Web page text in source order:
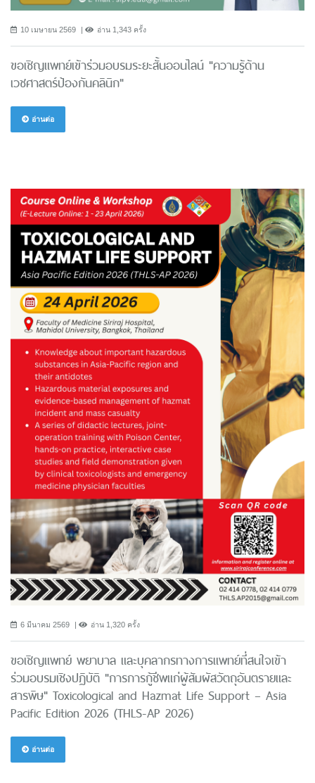
10 เมษายน 2569 อ่าน 1,343 ครั้ง
ขอเชิญแพทย์เข้าร่วมอบรมระยะสั้นออนไลน์ "ความรู้ด้าน
เวชศาสตร์ป้องกันคลินิก"
อ่านต่อ
6 มีนาคม 2569 อ่าน 1,320 ครั้ง
ขอเชิญแพทย์ พยาบาล และบุคลากรทางการแพทย์ที่สนใจเข้า
ร่วมอบรมเชิงปฏิบัติ "การการกู้ชีพแก่ผู้สัมผัสวัตถุอันตรายและ
สารพิษ" Toxicological and Hazmat Life Support – Asia
Pacific Edition 2026 (THLS-AP 2026)
อ่านต่อ